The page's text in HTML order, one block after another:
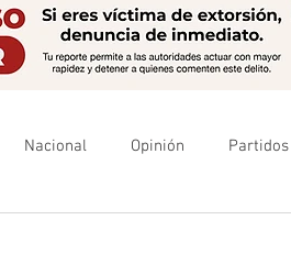
Nacional Opinión Partidos